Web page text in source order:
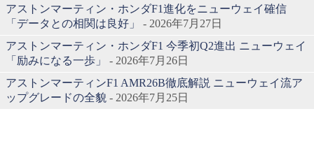
アストンマーティン・ホンダF1進化をニューウェイ確信
「データとの相関は良好」
- 2026年7月27日
アストンマーティン・ホンダF1 今季初Q2進出 ニューウェイ
「励みになる一歩」
- 2026年7月26日
アストンマーティンF1 AMR26B徹底解説 ニューウェイ流ア
ップグレードの全貌 - 2026年7月25日